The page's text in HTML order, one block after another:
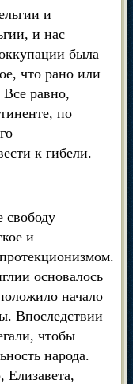
и
и нас
была
что рано или
равно,
по
к гибели.
свободу
и
основалось
начало
Впоследствии
чтобы
народа.
Елизавета,